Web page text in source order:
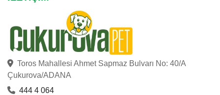
Toros Mahallesi Ahmet Sapmaz Bulvarı No: 40/A
Çukurova/ADANA
444 4 064